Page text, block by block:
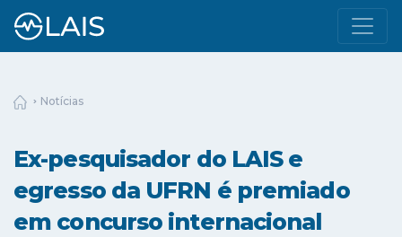
Notícias
Ex-pesquisador do LAIS e
egresso da UFRN é premiado
em concurso internacional